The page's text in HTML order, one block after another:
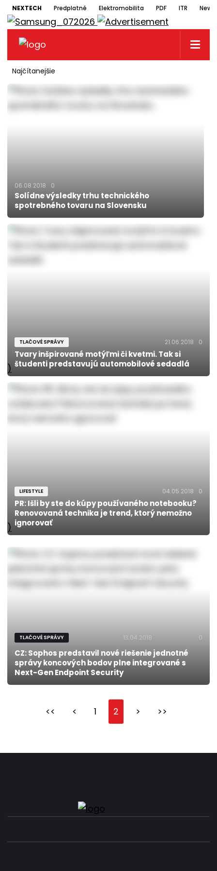
NEXTECH Predplatné Elektromobilita PDF ITR
Najčítanejšie
06.08.2018 0
Solídne výsledky trhu technického
spotrebného tovaru na Slovensku
)
TLAČOVÉ SPRÁVY 21.06.2018 0
Tvary inšpirované motýľmi či kvetmi. Tak si
študenti predstavujú automobilové sedadlá
)
LIFESTYLE 04.05.2018 0
PR: Išli by ste do kúpy používaného notebooku?
Renovovaná technika je trend, ktorý nemožno
ignorovať
TLAČOVÉ SPRÁVY 13.04.2018 0
CZ: Sophos predstavil nové riešenie jednotné
správy koncových bodov plne integrované s
Next-Gen Endpoint Security
<< < 1 2 > >>